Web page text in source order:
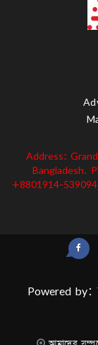
Address:
Bangladesh.
+8801914-
Powered by: